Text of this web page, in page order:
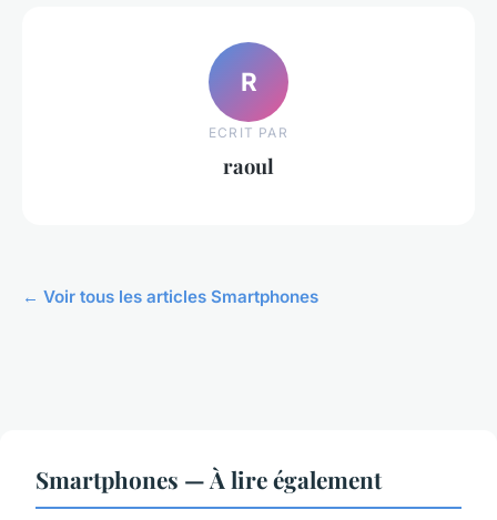
R
ECRIT PAR
raoul
← Voir tous les articles Smartphones
Smartphones — À lire également